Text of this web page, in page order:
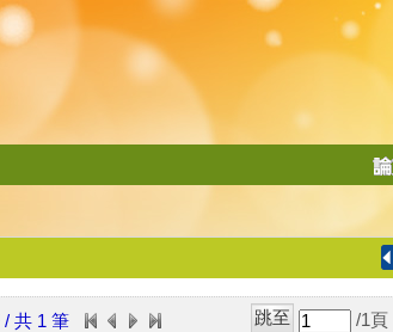
導
/ 共 1 筆 /1 頁